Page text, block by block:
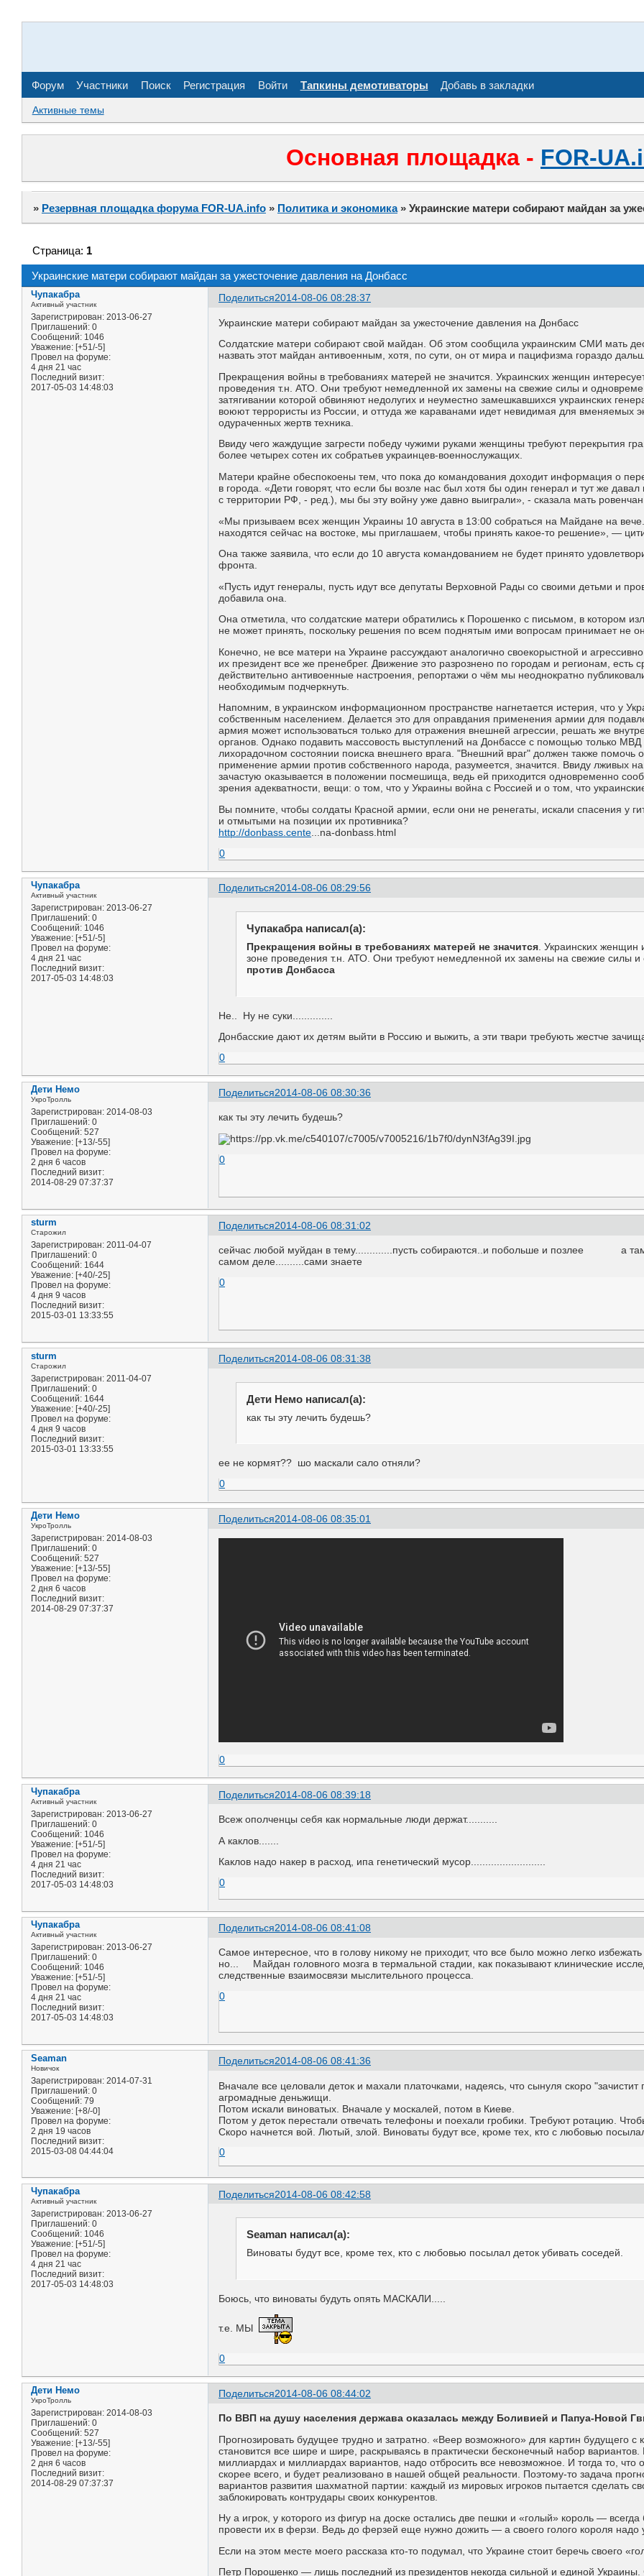
Форум Участники Поиск Регистрация Войти Тапкины демотиваторы Добавь в закладки
Активные темы
Основная площадка - FOR-
» Резервная площадка форума FOR-UA.info » Политика и экономика » Украинские матери собирают майдан за
Украинские матери собирают майдан за ужесточение давления на Донбасс
Страница: 1
Поделиться2014-08-06 08:28:37
Чупакабра
Активный участник
Зарегистрирован: 2013-06-27
Приглашений: 0
Сообщений: 1046
Уважение: [+51/-5]
Провел на форуме:
4 дня 21 час
Последний визит:
2017-05-03 14:48:03
Украинские матери собирают майдан за ужесточение давления на Донбасс
Солдатские матери собирают свой майдан. Об этом сообщила украинским СМИ мать
назвать этот майдан антивоенным, хотя, по сути, он от мира и пацифизма гораздо
Прекращения войны в требованиях матерей не значится. Украинских женщин
проведения т.н. АТО. Они требуют немедленной их замены на свежие силы и
затягивании которой обвиняют недолугих и неуместно замешкавшихся украинских
воюют террористы из России, и оттуда же караванами идет невидимая для вменяемых
одураченных жертв техника.
Ввиду чего жаждущие загрести победу чужими руками женщины требуют перекрытия
более четырех сотен их собратьев украинцев-военнослужащих.
Матери крайне обеспокоены тем, что пока до командования доходит информация о
в города. «Дети говорят, что если бы возле нас был хотя бы один генерал и тут же
с территории РФ, - ред.), мы бы эту войну уже давно выиграли», - сказала мать
«Мы призываем всех женщин Украины 10 августа в 13:00 собраться на Майдане на
находятся сейчас на востоке, мы приглашаем, чтобы принять какое-то решение», —
Она также заявила, что если до 10 августа командованием не будет принято
фронта.
«Пусть идут генералы, пусть идут все депутаты Верховной Рады со своими детьми и
добавила она.
Она отметила, что солдатские матери обратились к Порошенко с письмом, в котором
не может принять, поскольку решения по всем поднятым ими вопросам принимает не
Конечно, не все матери на Украине рассуждают аналогично своекорыстной и
их президент все же пренебрег. Движение это разрознено по городам и регионам,
действительно антивоенные настроения, репортажи о чём мы неоднократно
необходимым подчеркнуть.
Напомним, в украинском информационном пространстве нагнетается истерия, что у
собственным населением. Делается это для оправдания применения армии для
армия может использоваться только для отражения внешней агрессии, решать же
органов. Однако подавить массовость выступлений на Донбассе с помощью только МВД
лихорадочном состоянии поиска внешнего врага. "Внешний враг" должен также помочь
применение армии против собственного народа, разумеется, значится. Ввиду лживых
зачастую оказывается в положении посмешища, ведь ей приходится одновременно
зрения адекватности, вещи: о том, что у Украины война с Россией и о том, что
Вы помните, чтобы солдаты Красной армии, если они не ренегаты, искали спасения у
и отмытыми на позиции их противника?
http://donbass.cente...na-donbass.html
0
Поделиться2014-08-06 08:29:56
Чупакабра
Активный участник
Зарегистрирован: 2013-06-27
Приглашений: 0
Сообщений: 1046
Уважение: [+51/-5]
Провел на форуме:
4 дня 21 час
Последний визит:
2017-05-03 14:48:03
Чупакабра написал(а):
Прекращения войны в требованиях матерей не значится. Украинских женщин
зоне проведения т.н. АТО. Они требуют немедленной их замены на свежие силы
против Донбасса
Не.. Ну не суки..............
Донбасские дают их детям выйти в Россию и выжить, а эти твари требують жестче
0
Поделиться2014-08-06 08:30:36
Дети Немо
УкроТролль
Зарегистрирован: 2014-08-03
Приглашений: 0
Сообщений: 527
Уважение: [+13/-55]
Провел на форуме:
2 дня 6 часов
Последний визит:
2014-08-29 07:37:37
как ты эту лечить будешь?
0
Поделиться2014-08-06 08:31:02
sturm
Старожил
Зарегистрирован: 2011-04-07
Приглашений: 0
Сообщений: 1644
Уважение: [+40/-25]
Провел на форуме:
4 дня 9 часов
Последний визит:
2015-03-01 13:33:55
сейчас любой муйдан в тему.............пусть собираются..и побольше и позлее а там
самом деле..........сами знаете
0
Поделиться2014-08-06 08:31:38
sturm
Старожил
Зарегистрирован: 2011-04-07
Приглашений: 0
Сообщений: 1644
Уважение: [+40/-25]
Провел на форуме:
4 дня 9 часов
Последний визит:
2015-03-01 13:33:55
Дети Немо написал(а):
как ты эту лечить будешь?
ее не кормят?? шо маскали сало отняли?
0
Поделиться2014-08-06 08:35:01
Дети Немо
УкроТролль
Зарегистрирован: 2014-08-03
Приглашений: 0
Сообщений: 527
Уважение: [+13/-55]
Провел на форуме:
2 дня 6 часов
Последний визит:
2014-08-29 07:37:37
0
Поделиться2014-08-06 08:39:18
Чупакабра
Активный участник
Зарегистрирован: 2013-06-27
Приглашений: 0
Сообщений: 1046
Уважение: [+51/-5]
Провел на форуме:
4 дня 21 час
Последний визит:
2017-05-03 14:48:03
Всеж ополченцы себя как нормальные люди держат...........
А каклов.......
Каклов надо накер в расход, ипа генетический мусор..........................
0
Поделиться2014-08-06 08:41:08
Чупакабра
Активный участник
Зарегистрирован: 2013-06-27
Приглашений: 0
Сообщений: 1046
Уважение: [+51/-5]
Провел на форуме:
4 дня 21 час
Последний визит:
2017-05-03 14:48:03
Самое интересное, что в голову никому не приходит, что все было можно легко
но... Майдан головного мозга в термальной стадии, как показывают клинические
следственные взаимосвязи мыслительного процесса.
0
Поделиться2014-08-06 08:41:36
Seaman
Новичок
Зарегистрирован: 2014-07-31
Приглашений: 0
Сообщений: 79
Уважение: [+8/-0]
Провел на форуме:
2 дня 19 часов
Последний визит:
2015-03-08 04:44:04
Вначале все целовали деток и махали платочками, надеясь, что сынуля скоро
агромадные деньжищи.
Потом искали виноватых. Вначале у москалей, потом в Киеве.
Потом у деток перестали отвечать телефоны и поехали гробики. Требуют ротацию.
Скоро начнется вой. Лютый, злой. Виноваты будут все, кроме тех, кто с любовью
0
Поделиться2014-08-06 08:42:58
Чупакабра
Активный участник
Зарегистрирован: 2013-06-27
Приглашений: 0
Сообщений: 1046
Уважение: [+51/-5]
Провел на форуме:
4 дня 21 час
Последний визит:
2017-05-03 14:48:03
Seaman написал(а):
Виноваты будут все, кроме тех, кто с любовью посылал деток убивать соседей.
Боюсь, что виноваты будуть опять МАСКАЛИ.....
т.е. МЫ
0
Поделиться2014-08-06 08:44:02
Дети Немо
УкроТролль
Зарегистрирован: 2014-08-03
Приглашений: 0
Сообщений: 527
Уважение: [+13/-55]
Провел на форуме:
2 дня 6 часов
Последний визит:
2014-08-29 07:37:37
По ВВП на душу населения держава оказалась между Боливией и Папуа-Новой
Прогнозировать будущее трудно и затратно. «Веер возможного» для картин
становится все шире и шире, раскрываясь в практически бесконечный набор вариантов.
миллиардах и миллиардах вариантов, надо отбросить все невозможное. И тогда то,
скорее всего, и будет реализовано в нашей общей реальности. Поэтому-то задача
вариантов развития шахматной партии: каждый из мировых игроков пытается
заблокировать контрудары своих конкурентов.
Ну а игрок, у которого из фигур на доске остались две пешки и «голый» король —
провести их в ферзи. Ведь до ферзей еще нужно дожить — а своего голого короля надо
Если на этом месте моего рассказа кто-то подумал, что Украине стоит беречь своего
Петр Порошенко — лишь последний из президентов некогда сильной и единой